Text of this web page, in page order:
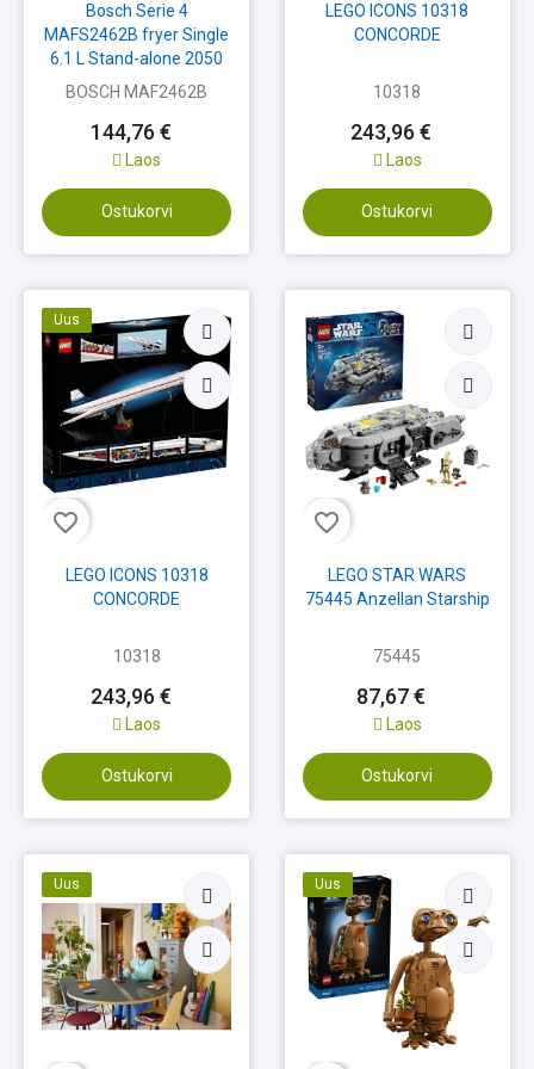
Bosch Serie 4
MAFS2462B fryer Single
6.1 L Stand-alone 2050
W Hot...
BOSCH MAF2462B
144,76 €
Laos
Ostukorvi
LEGO ICONS 10318
CONCORDE
10318
243,96 €
Laos
Ostukorvi
favorite_border
Uus
LEGO ICONS 10318
CONCORDE
10318
243,96 €
Laos
Ostukorvi
favorite_border
LEGO STAR WARS
75445 Anzellan Starship
75445
87,67 €
Laos
Ostukorvi
Uus Uus